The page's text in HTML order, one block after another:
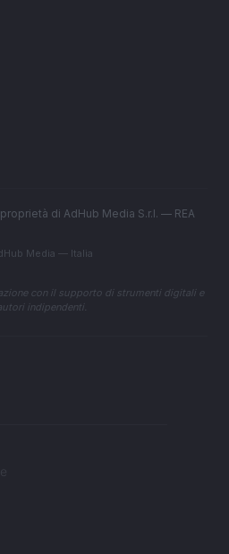
di AdHub Media S.r.l. — REA
Media — Italia
con il supporto di strumenti digitali e
indipendenti.